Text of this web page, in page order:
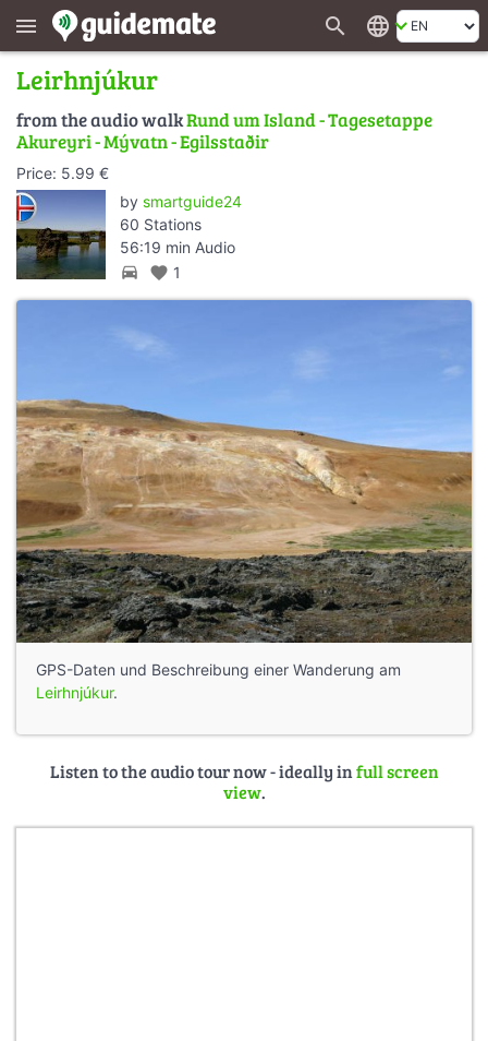
menu search language
Leirhnjúkur
from the audio walkRund um Island - Tagesetappe
Akureyri - Mývatn - Egilsstaðir
Price: 5.99 €
by smartguide24
60 Stations
56:19 min Audio
directions_car favorite 1
GPS-Daten und Beschreibung einer Wanderung am
Leirhnjúkur.
Listen to the audio tour now - ideally infull screen
view.